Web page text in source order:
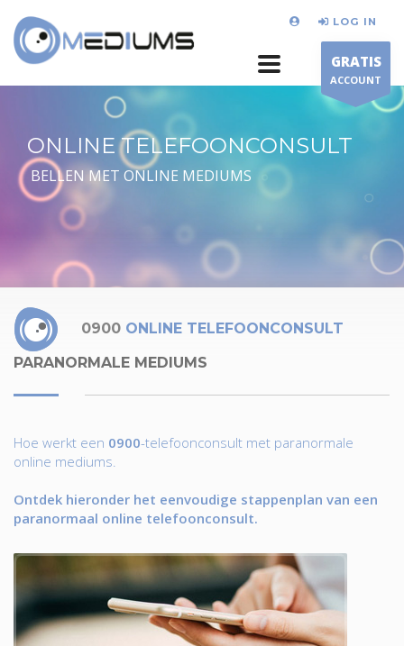
LOG IN
GRATIS
ACCOUNT
ONLINE TELEFOONCONSULT
BELLEN MET ONLINE MEDIUMS
0900 ONLINE TELEFOONCONSULT
PARANORMALE MEDIUMS
Hoe werkt een 0900-telefoonconsult met paranormale
online mediums.
Ontdek hieronder het eenvoudige stappenplan van een
paranormaal online telefoonconsult.